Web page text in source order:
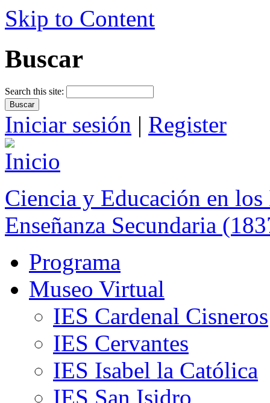
Skip to Content
Buscar
Search this site:
Iniciar sesión | Register
Ciencia y Educación en
Enseñanza Secundaria
Programa
Museo Virtual
IES Cardenal Cisneros
IES Cervantes
IES Isabel la Católica
IES San Isidro